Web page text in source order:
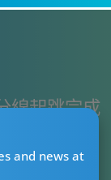
and news at
線起跳完成
請緊普通